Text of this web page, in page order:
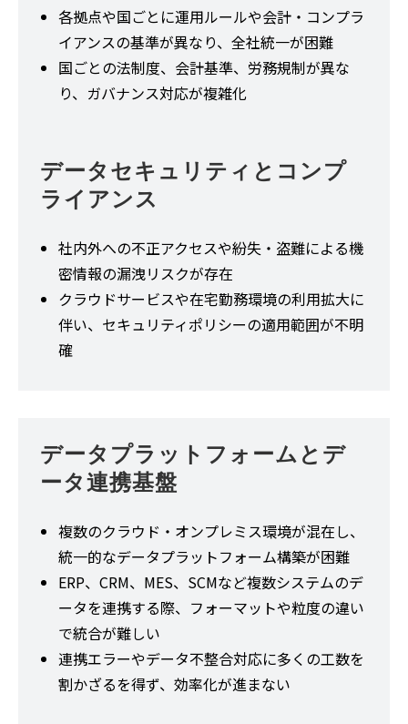
各拠点や国ごとに運用ルールや会計・コンプラ
イアンスの基準が異なり、全社統一が困難
国ごとの法制度、会計基準、労務規制が異な
り、ガバナンス対応が複雑化
データセキュリティとコンプ
ライアンス
社内外への不正アクセスや紛失・盗難による機
密情報の漏洩リスクが存在
クラウドサービスや在宅勤務環境の利用拡大に
伴い、セキュリティポリシーの適用範囲が不明
確
データプラットフォームとデ
ータ連携基盤
複数のクラウド・オンプレミス環境が混在し、
統一的なデータプラットフォーム構築が困難
ERP、CRM、MES、SCMなど複数システムのデ
ータを連携する際、フォーマットや粒度の違い
で統合が難しい
連携エラーやデータ不整合対応に多くの工数を
割かざるを得ず、効率化が進まない